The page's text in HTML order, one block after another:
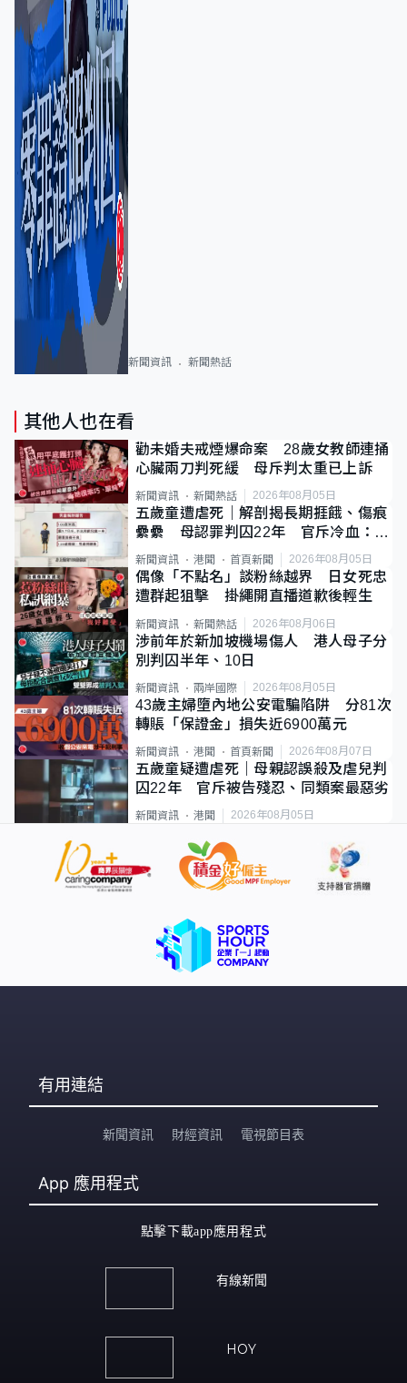
新聞資訊 新聞熱話
其他人也在看
勸未婚夫戒煙爆命案 28歲女教師連捅
心臟兩刀判死緩 母斥判太重已上訴
新聞資訊 新聞熱話 2026年08月05日
五歲童遭虐死｜解剖揭長期捱餓、傷痕
纍纍 母認罪判囚22年 官斥冷血：同
類案最惡劣
新聞資訊 港聞 首頁新聞 2026年08月05日
偶像「不點名」談粉絲越界 日女死忠
遭群起狙擊 掛繩開直播道歉後輕生
新聞資訊 新聞熱話 2026年08月06日
涉前年於新加坡機場傷人 港人母子分
別判囚半年、10日
新聞資訊 兩岸國際 2026年08月05日
43歲主婦墮內地公安電騙陷阱 分81次
轉賬「保證金」損失近6900萬元
新聞資訊 港聞 首頁新聞 2026年08月07日
五歲童疑遭虐死｜母親認誤殺及虐兒判
囚22年 官斥被告殘忍、同類案最惡劣
新聞資訊 港聞 2026年08月05日
有用連結
新聞資訊 財經資訊 電視節目表
App 應用程式
點擊下載app應用程式
有線新聞
HOY